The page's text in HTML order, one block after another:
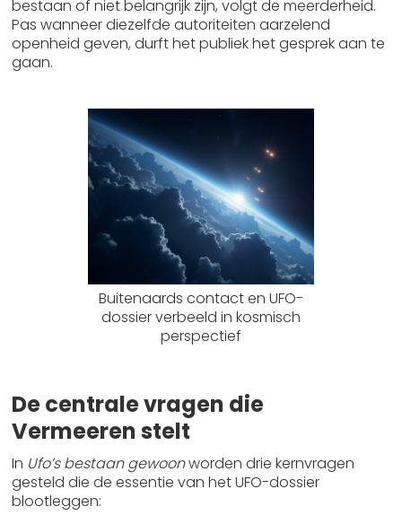
bestaan of niet belangrijk zijn, volgt de meerderheid.
Pas wanneer diezelfde autoriteiten aarzelend
openheid geven, durft het publiek het gesprek aan te
gaan.
Buitenaards contact en UFO-
dossier verbeeld in kosmisch
perspectief
De centrale vragen die
Vermeeren stelt
In Ufo’s bestaan gewoonworden drie kernvragen
gesteld die de essentie van het UFO-dossier
blootleggen: